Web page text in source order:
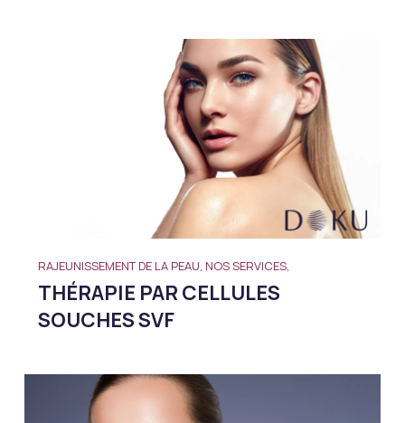
RAJEUNISSEMENT DE LA PEAU, NOS SERVICES,
THÉRAPIE PAR CELLULES
SOUCHES SVF